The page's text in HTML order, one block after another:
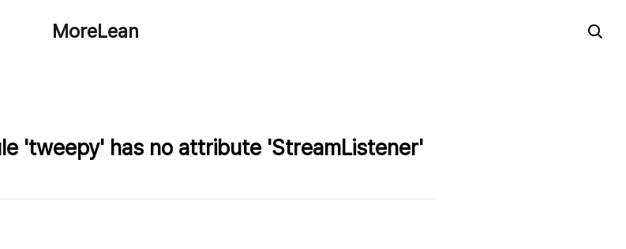
MoreLean
'tweepy' has no attribute 'StreamListener'